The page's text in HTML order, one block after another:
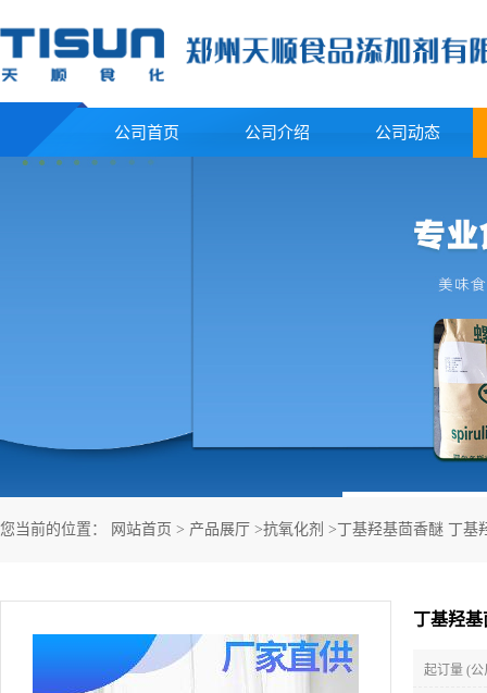
公司首页 公司介绍 公司动态
您当前的位置： 网站首页 > 产品展厅 >抗氧化剂 >丁基羟基茴香醚 丁基
丁基羟
起订量 (公